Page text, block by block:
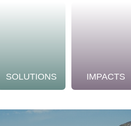
SOLUTIONS IMPACTS